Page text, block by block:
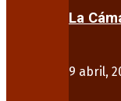
La
9 abril,